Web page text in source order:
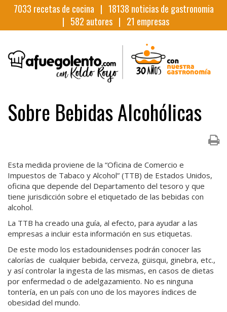
7033 recetas de cocina | 18138 noticias de gastronomia
| 582 autores | 21 empresas
Sobre Bebidas Alcohólicas
Esta medida proviene de la “Oficina de Comercio e
Impuestos de Tabaco y Alcohol” (TTB) de Estados Unidos,
oficina que depende del Departamento del tesoro y que
tiene jurisdicción sobre el etiquetado de las bebidas con
alcohol.
La TTB ha creado una guía, al efecto, para ayudar a las
empresas a incluir esta información en sus etiquetas.
De este modo los estadounidenses podrán conocer las
calorías de cualquier bebida, cerveza, güisqui, ginebra, etc.,
y así controlar la ingesta de las mismas, en casos de dietas
por enfermedad o de adelgazamiento. No es ninguna
tontería, en un país con uno de los mayores índices de
obesidad del mundo.